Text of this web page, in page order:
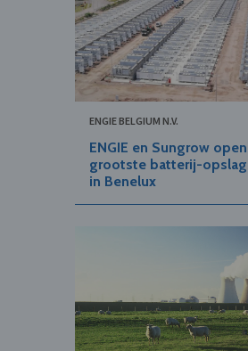
ENGIE BELGIUM N.V.
ENGIE en Sungrow
grootste batterij-
in Benelux